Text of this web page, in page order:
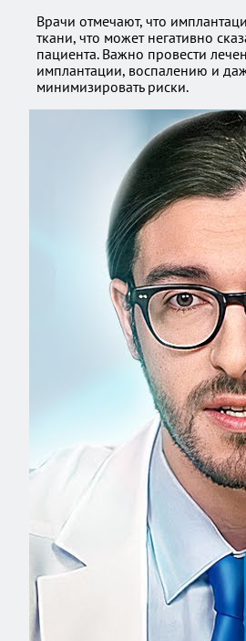
Врачи отмечают, что
ткани, что может негативно
пациента. Важно провести
имплантации, воспалению и
минимизировать риски.